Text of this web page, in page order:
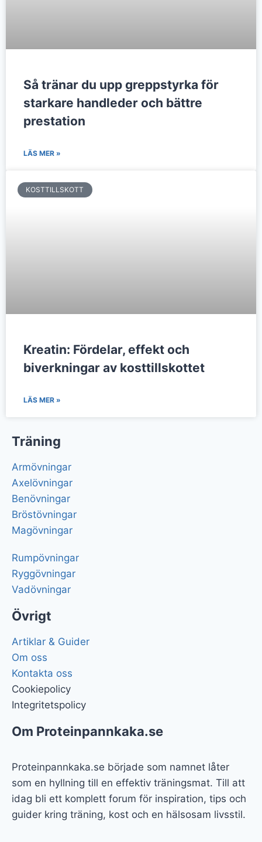
Så tränar du upp greppstyrka för
starkare handleder och bättre
prestation
LÄS MER »
KOSTTILLSKOTT
Kreatin: Fördelar, effekt och
biverkningar av kosttillskottet
LÄS MER »
Träning
Armövningar
Axelövningar
Benövningar
Bröstövningar
Magövningar
Rumpövningar
Ryggövningar
Vadövningar
Övrigt
Artiklar & Guider
Om oss
Kontakta oss
Cookiepolicy
Integritetspolicy
Om Proteinpannkaka.se
Proteinpannkaka.se började som namnet låter
som en hyllning till en effektiv träningsmat. Till att
idag bli ett komplett forum för inspiration, tips och
guider kring träning, kost och en hälsosam livsstil.